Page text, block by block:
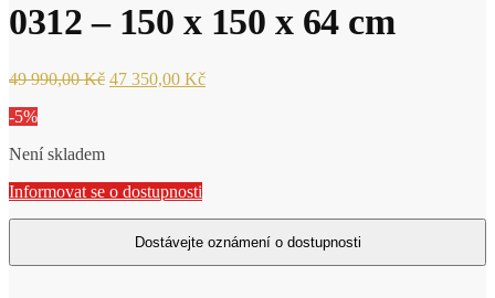
0312 – 150 x 150 x 64 cm
49 990,00Kč Původní
47 350,00 KčAktuální
-5%
Není skladem
Informovat se o dostupnosti